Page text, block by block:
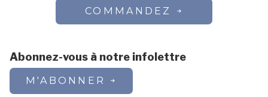
COMMANDEZ
Abonnez-vous à notre infolettre
M'ABONNER